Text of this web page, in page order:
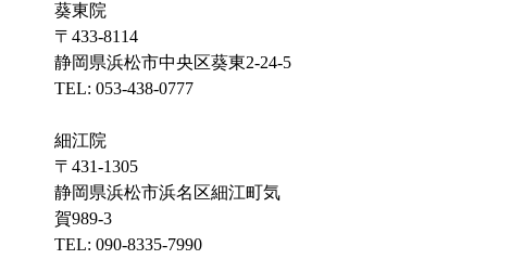
葵東院
〒433-8114
静岡県浜松市中央区葵東2-24-5
TEL: 053-438-0777
細江院
〒431-1305
静岡県浜松市浜名区細江町気
賀989-3
TEL: 090-8335-7990